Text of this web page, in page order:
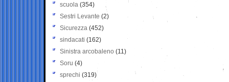
scuola (354)
Sestri Levante (2)
Sicurezza (452)
sindacati (162)
Sinistra arcobaleno (11)
Soru (4)
sprechi (319)